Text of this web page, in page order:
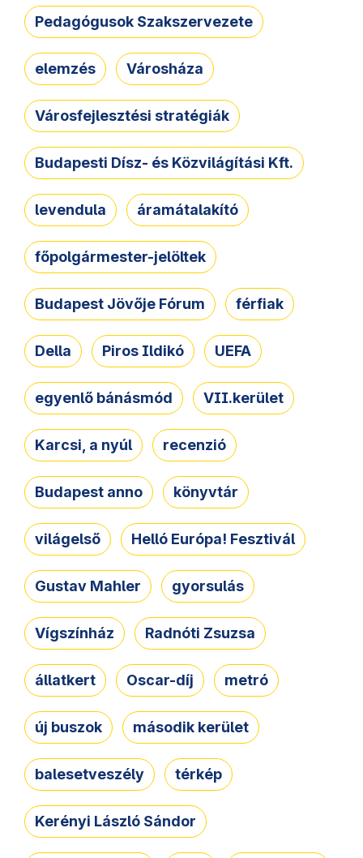
Pedagógusok Szakszervezete
elemzés Városháza
Városfejlesztési stratégiák
Budapesti Dísz- és Közvilágítási Kft.
levendula áramátalakító
főpolgármester-jelöltek
Budapest Jövője Fórum férfiak
Della Piros Ildikó UEFA
egyenlő bánásmód VII.kerület
Karcsi, a nyúl recenzió
Budapest anno könyvtár
világelső Helló Európa! Fesztivál
Gustav Mahler gyorsulás
Vígszínház Radnóti Zsuzsa
állatkert Oscar-díj metró
új buszok második kerület
balesetveszély térkép
Kerényi László Sándor